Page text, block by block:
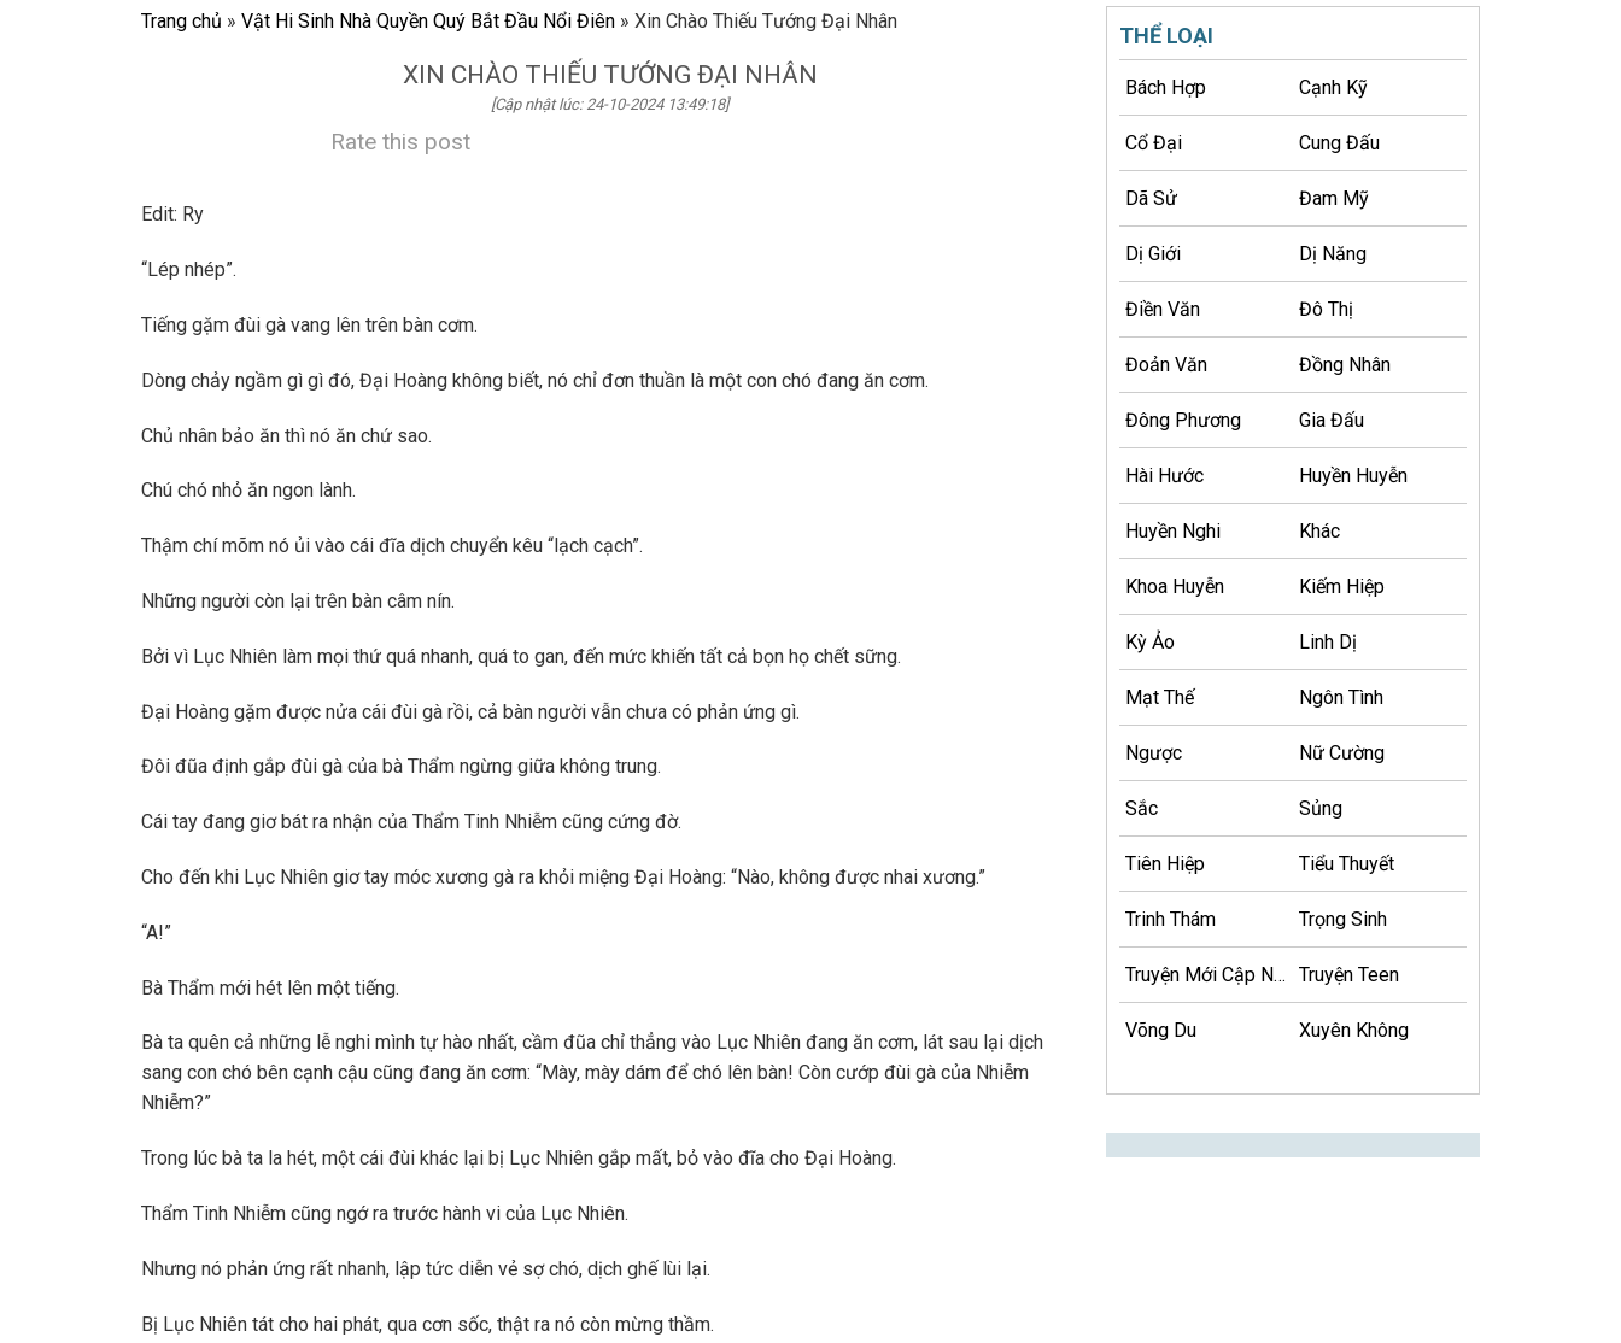
Trang chủ » Vật Hi Sinh Nhà Quyền Quý Bắt Đầu Nổi Điên » Xin Chào Thiếu Tướng Đại Nhân
XIN CHÀO THIẾU TƯỚNG ĐẠI NHÂN
[Cập nhật lúc: 24-10-2024 13:49:18]
Rate this post
Edit: Ry
“Lép nhép”.
Tiếng gặm đùi gà vang lên trên bàn cơm.
Dòng chảy ngầm gì gì đó, Đại Hoàng không biết, nó chỉ đơn thuần là một con chó đang ăn cơm.
Chủ nhân bảo ăn thì nó ăn chứ sao.
Chú chó nhỏ ăn ngon lành.
Thậm chí mõm nó ủi vào cái đĩa dịch chuyển kêu “lạch cạch”.
Những người còn lại trên bàn câm nín.
Bởi vì Lục Nhiên làm mọi thứ quá nhanh, quá to gan, đến mức khiến tất cả bọn họ chết sững.
Đại Hoàng gặm được nửa cái đùi gà rồi, cả bàn người vẫn chưa có phản ứng gì.
Đôi đũa định gắp đùi gà của bà Thẩm ngừng giữa không trung.
Cái tay đang giơ bát ra nhận của Thẩm Tinh Nhiễm cũng cứng đờ.
Cho đến khi Lục Nhiên giơ tay móc xương gà ra khỏi miệng Đại Hoàng: “Nào, không được nhai xương.”
“A!”
Bà Thẩm mới hét lên một tiếng.
Bà ta quên cả những lễ nghi mình tự hào nhất, cầm đũa chỉ thẳng vào Lục Nhiên đang ăn cơm, lát sau lại dịch
sang con chó bên cạnh cậu cũng đang ăn cơm: “Mày, mày dám để chó lên bàn! Còn cướp đùi gà của Nhiễm
Nhiễm?”
Trong lúc bà ta la hét, một cái đùi khác lại bị Lục Nhiên gắp mất, bỏ vào đĩa cho Đại Hoàng.
Thẩm Tinh Nhiễm cũng ngớ ra trước hành vi của Lục Nhiên.
Nhưng nó phản ứng rất nhanh, lập tức diễn vẻ sợ chó, dịch ghế lùi lại.
Bị Lục Nhiên tát cho hai phát, qua cơn sốc, thật ra nó còn mừng thầm.
THỂ LOẠI
Bách Hợp Cạnh Kỹ
Cổ Đại Cung Đấu
Dã Sử Đam Mỹ
Dị Giới Dị Năng
Điền Văn Đô Thị
Đoản Văn Đồng Nhân
Đông Phương Gia Đấu
Hài Hước Huyền Huyễn
Huyền Nghi Khác
Khoa Huyễn Kiếm Hiệp
Kỳ Ảo Linh Dị
Mạt Thế Ngôn Tình
Ngược Nữ Cường
Sắc Sủng
Tiên Hiệp Tiểu Thuyết
Trinh Thám Trọng Sinh
Truyện Mới Cập Nhật Truyện Teen
Võng Du Xuyên Không